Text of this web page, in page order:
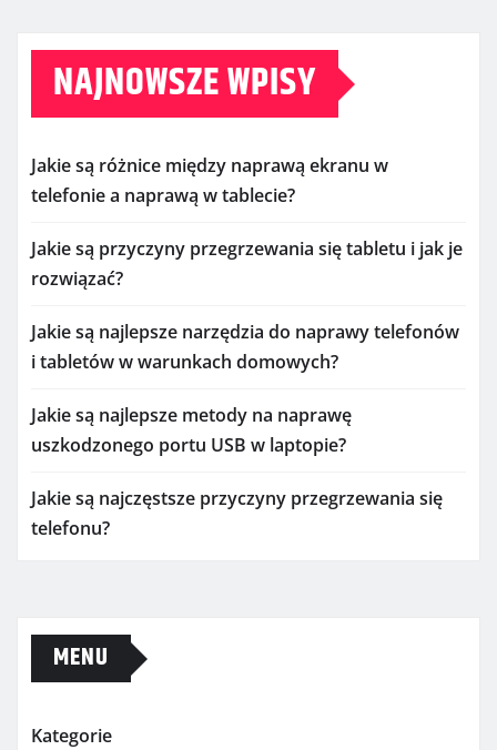
NAJNOWSZE WPISY
Jakie są różnice między naprawą ekranu w
telefonie a naprawą w tablecie?
Jakie są przyczyny przegrzewania się tabletu i jak je
rozwiązać?
Jakie są najlepsze narzędzia do naprawy telefonów
i tabletów w warunkach domowych?
Jakie są najlepsze metody na naprawę
uszkodzonego portu USB w laptopie?
Jakie są najczęstsze przyczyny przegrzewania się
telefonu?
MENU
Kategorie